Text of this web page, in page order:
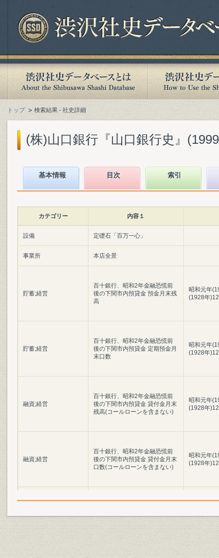
トップ 検索結果 - 社史詳細
(株)山口銀行『山口銀行史』
基本情報 目次 索引
カテゴリー 内容１
設備 定礎石「百万一心」
事業所 本店全景
貯蓄;経営
百十銀行、昭和2年金融恐慌前
後の下関市内預貸金 預金月末残
高
昭和元年
(1928年
貯蓄;経営
百十銀行、昭和2年金融恐慌前
後の下関市内預貸金 定期預金月
末口数
昭和元年
(1928年
融資;経営
百十銀行、昭和2年金融恐慌前
後の下関市内預貸金 貸付金月末
残高(コールローンを含まない)
昭和元年
(1928年
融資;経営
百十銀行、昭和2年金融恐慌前
後の下関市内預貸金 貸付金月末
口数(コールローンを含まない)
昭和元年
(1928年
手形;経営
後の下関市内預貸金 割引手形月
末残高
(1928年